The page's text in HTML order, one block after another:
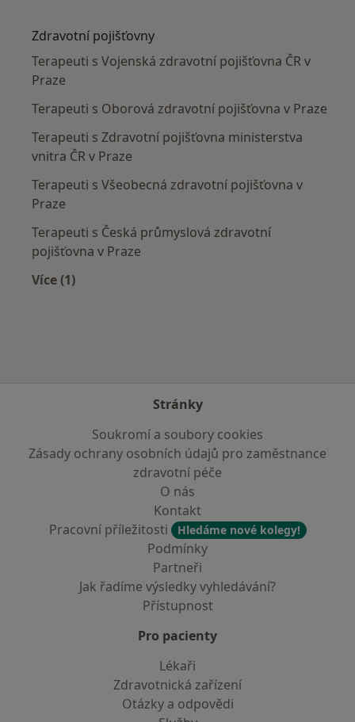
Zdravotní pojišťovny
Terapeuti s Vojenská zdravotní pojišťovna ČR v
Praze
Terapeuti s Oborová zdravotní pojišťovna v Praze
Terapeuti s Zdravotní pojišťovna ministerstva
vnitra ČR v Praze
Terapeuti s Všeobecná zdravotní pojišťovna v
Praze
Terapeuti s Česká průmyslová zdravotní
pojišťovna v Praze
Více (1)
Stránky
Soukromí a soubory cookies
Zásady ochrany osobních údajů pro zaměstnance
zdravotní péče
O nás
Kontakt
Pracovní příležitosti
Hledáme nové kolegy!
Podmínky
Partneři
Jak řadíme výsledky vyhledávání?
Přístupnost
Pro pacienty
Lékaři
Zdravotnická zařízení
Otázky a odpovědi